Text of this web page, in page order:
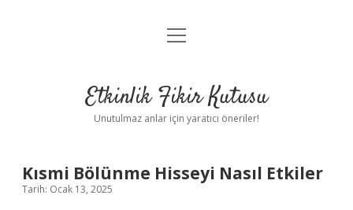
Anasayfa
Yasal Uyarı
menüyü
Etkinlik Fikir Kutusu
Unutulmaz anlar için yaratıcı öneriler!
Kısmi Bölünme Hisseyi Nasıl Etkiler
Tarih: Ocak 13, 2025